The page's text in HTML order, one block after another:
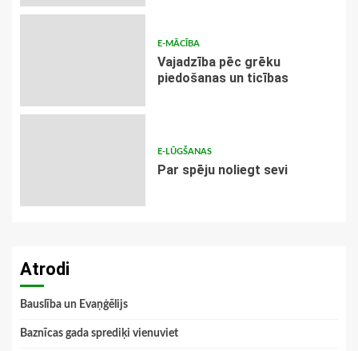
E-MĀCĪBA
Vajadzība pēc grēku
piedošanas un ticības
E-LŪGŠANAS
Par spēju noliegt sevi
Atrodi
Bauslība un Evaņģēlijs
Baznīcas gada sprediķi vienuviet